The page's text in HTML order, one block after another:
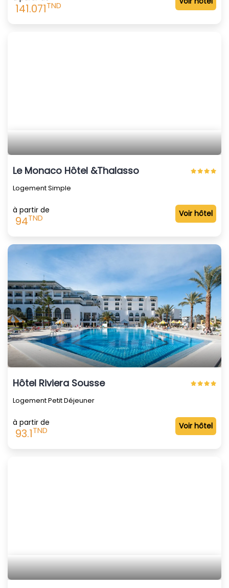
141.071TND
Le Monaco Hôtel &Thalasso
Logement Simple
à partir de
94TND Voir hôtel
Hôtel Riviera Sousse
Logement Petit Déjeuner
à partir de
93.1TND Voir hôtel